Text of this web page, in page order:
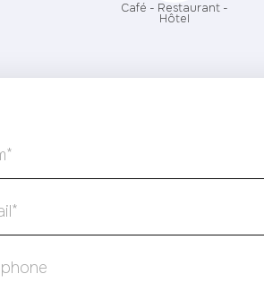
Café - Restaurant -
Hôtel